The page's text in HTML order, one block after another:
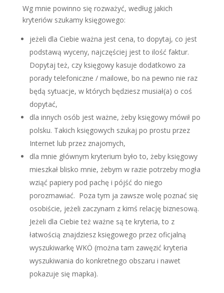
Wg mnie powinno się rozważyć, według jakich
kryteriów szukamy księgowego:
jeżeli dla Ciebie ważna jest cena, to dopytaj, co jest
podstawą wyceny, najczęściej jest to ilość faktur.
Dopytaj też, czy księgowy kasuje dodatkowo za
porady telefoniczne / mailowe, bo na pewno nie raz
będą sytuacje, w których będziesz musiał(a) o coś
dopytać,
dla innych osób jest ważne, żeby księgowy mówił po
polsku. Takich księgowych szukaj po prostu przez
Internet lub przez znajomych,
dla mnie głównym kryterium było to, żeby księgowy
mieszkał blisko mnie, żebym w razie potrzeby mogła
wziąć papiery pod pachę i pójść do niego
porozmawiać. Poza tym ja zawsze wolę poznać się
osobiście, jeżeli zaczynam z kimś relację biznesową.
Jeżeli dla Ciebie też ważne są te kryteria, to z
łatwością znajdziesz księgowego przez oficjalną
wyszukiwarkę WKÖ (można tam zawęzić kryteria
wyszukiwania do konkretnego obszaru i nawet
pokazuje się mapka).